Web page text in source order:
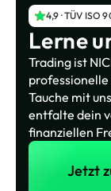
4,9 · TÜV ISO
Lerne
Trading ist
Tauche mit
entfalte dein
finanziellen
Jetzt
Jetzt zum